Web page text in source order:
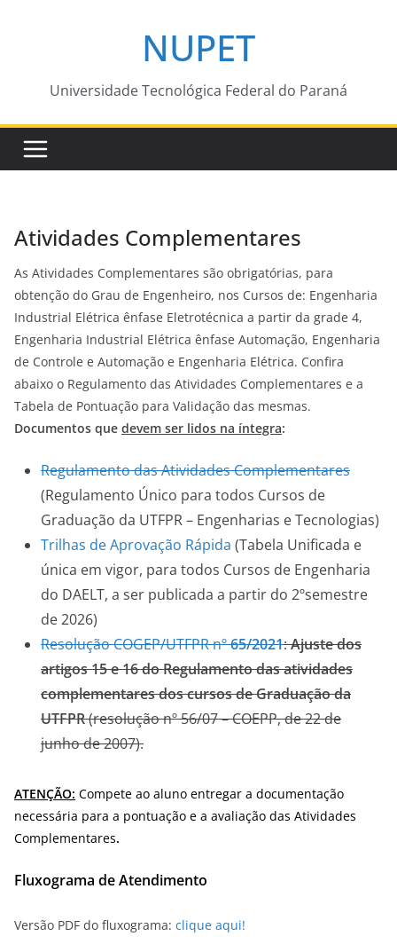
conteúdo
NUPET
Universidade Tecnológica Federal do Paraná
Atividades Complementares
As Atividades Complementares são obrigatórias, para
obtenção do Grau de Engenheiro, nos Cursos de: Engenharia
Industrial Elétrica ênfase Eletrotécnica a partir da grade 4,
Engenharia Industrial Elétrica ênfase Automação, Engenharia
de Controle e Automação e Engenharia Elétrica. Confira
abaixo o Regulamento das Atividades Complementares e a
Tabela de Pontuação para Validação das mesmas.
Documentos que devem ser lidos na íntegra:
Regulamento das Atividades Complementares
(Regulamento Único para todos Cursos de
Graduação da UTFPR – Engenharias e Tecnologias)
Trilhas de Aprovação Rápida (Tabela Unificada e
única em vigor, para todos Cursos de Engenharia
do DAELT, a ser publicada a partir do 2ºsemestre
de 2026)
Resolução COGEP/UTFPR nº65/2021:Ajuste dos
artigos 15 e 16 do Regulamento das atividades
complementares dos cursos de Graduação da
UTFPR(resolução nº 56/07 – COEPP, de 22 de
junho de 2007).
ATENÇÃO: Compete ao aluno entregar a documentação
necessária para a pontuação e a avaliação das Atividades
Complementares.
Fluxograma de Atendimento
Versão PDF do fluxograma: clique aqui!